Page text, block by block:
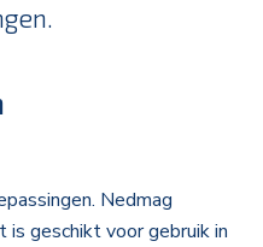
Nedmag
geschikt voor gebruik in